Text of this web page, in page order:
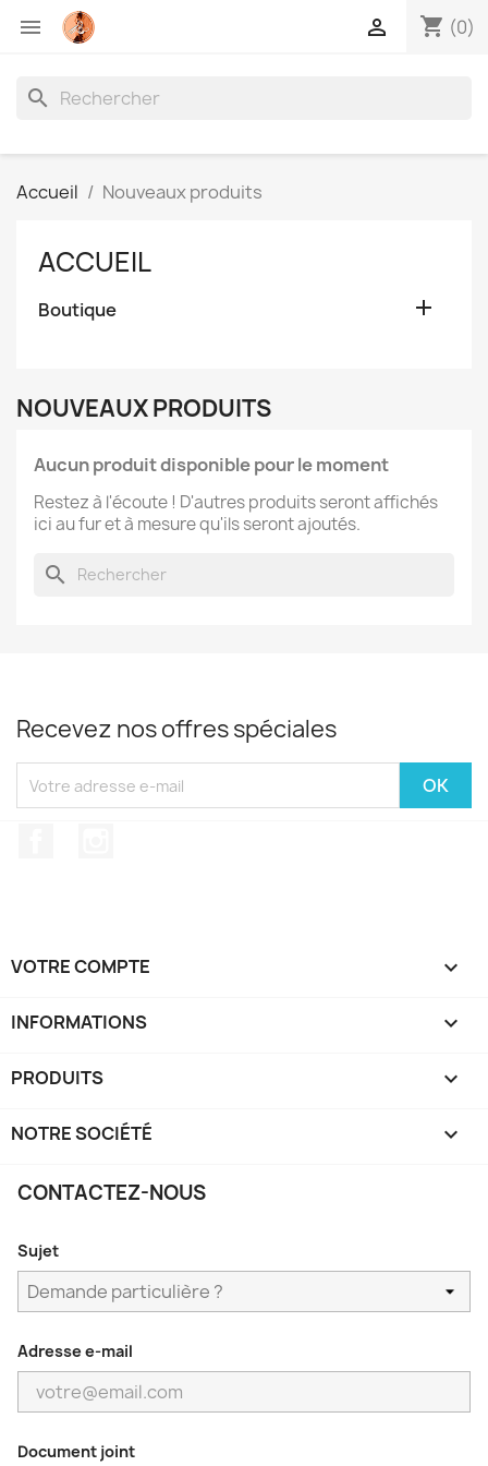
 shopping_cart (0)

search
Accueil Nouveaux produits
ACCUEIL
Boutique 
NOUVEAUX PRODUITS
Aucun produit disponible pour le moment
Restez à l'écoute ! D'autres produits seront affichés
ici au fur et à mesure qu'ils seront ajoutés.
search
Recevez nos offres spéciales
VOTRE COMPTE 
INFORMATIONS keyboard_arrow_down
PRODUITS 
NOTRE SOCIÉTÉ 
CONTACTEZ-NOUS
Sujet
Adresse e-mail
Document joint